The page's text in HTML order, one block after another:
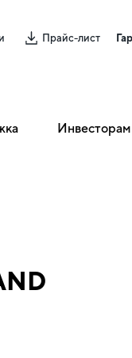
Прайс-лист
Инвесторам